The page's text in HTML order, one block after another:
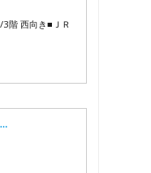
階 西向き■ＪＲ
…